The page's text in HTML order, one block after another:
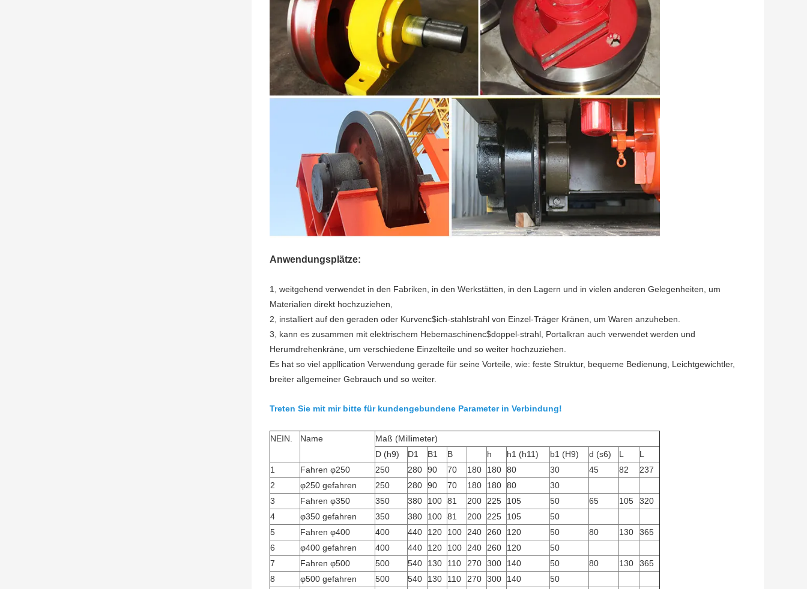
Anwendungsplätze:
1, weitgehend verwendet in den Fabriken, in den Werkstätten, in den Lagern und in vielen anderen Gelegenheiten, um
Materialien direkt hochzuziehen,
2, installiert auf den geraden oder Kurvenc$ich-stahlstrahl von Einzel-Träger Kränen, um Waren anzuheben.
3, kann es zusammen mit elektrischem Hebemaschinenc$doppel-strahl, Portalkran auch verwendet werden und
Herumdrehenkräne, um verschiedene Einzelteile und so weiter hochzuziehen.
Es hat so viel appllication Verwendung gerade für seine Vorteile, wie: feste Struktur, bequeme Bedienung, Leichtgewichtler,
breiter allgemeiner Gebrauch und so weiter.
Treten Sie mit mir bitte für kundengebundene Parameter in Verbindung!
NEIN. Name
Maß (Millimeter)
D (h9)
D1 B1 B h h1 (h11) b1 (H9) d (s6) L
L
1
Fahren φ250 250 280 90 70 180 180 80 30 45 82
237
2
φ250 gefahren 250 280 90 70 180 180 80
30
3
Fahren φ350 350 380 100 81 200 225 105 50 65 105
320
4
φ350 gefahren 350 380 100 81 200 225 105
50
5
Fahren φ400 400 440 120 100 240 260 120 50 80 130
365
6
φ400 gefahren 400 440 120 100 240 260 120
50
7
Fahren φ500 500 540 130 110 270 300 140 50 80 130
365
8
φ500 gefahren 500 540 130 110 270 300 140
50